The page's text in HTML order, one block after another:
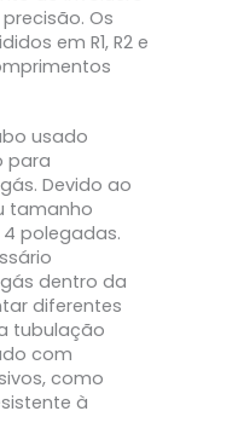
Os
em R1, R2 e
usado
para
Devido ao
tamanho
polegadas.
dentro da
diferentes
tubulação
com
como
à